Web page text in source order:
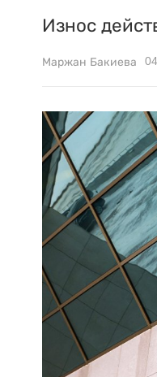
Износ
Маржан Бакиева